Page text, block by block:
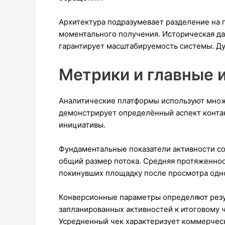
Архитектура подразумевает разделение
моментального получения. Историческая
гарантирует масштабируемость системы.
Метрики и главные
Аналитические платформы используют
демонстрирует определённый аспект
инициативы.
Фундаментальные показатели активности
общий размер потока. Средняя
покинувших площадку после просмотра
Конверсионные параметры определяют
запланированных активностей к итоговому
Усредненный чек характеризует